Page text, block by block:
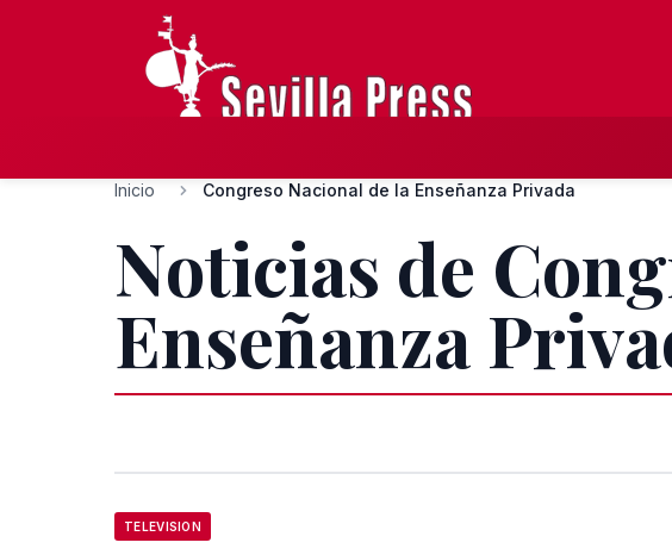
Inicio Congreso Nacional de la Enseñanza Privada
Noticias de
Enseñanza
TELEVISION